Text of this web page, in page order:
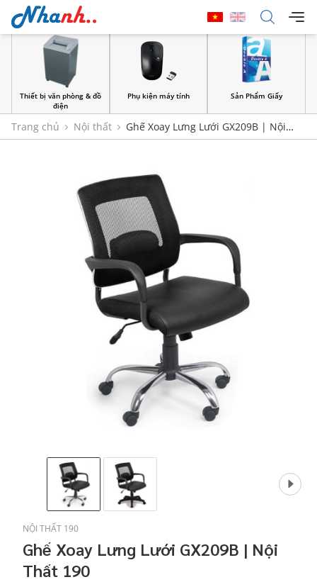
Thiết bị văn phòng & đồ
điện
Phụ kiện máy tính Sản Phẩm Giấy
Trang chủ Nội thất
Ghế Xoay Lưng Lưới GX209B | Nội
Thất 190
NỘI THẤT 190
Ghế Xoay Lưng Lưới GX209B | Nội
Thất 190